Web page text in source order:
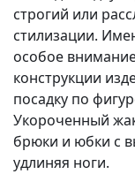
строгий или
стилизации.
особое
конструкции
посадку по
Укороченный
брюки и юбки с
удлиняя ноги.